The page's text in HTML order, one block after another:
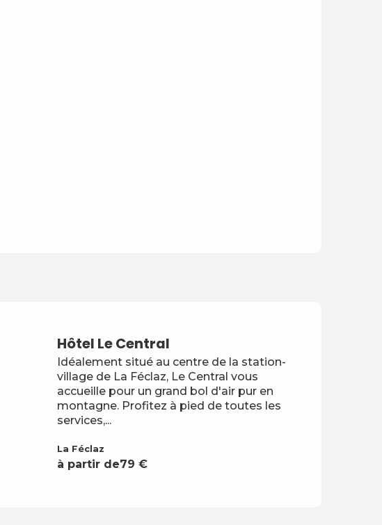
à partir de79 €
Hôtel Le Central
Idéalement situé au centre de la station-
village de La Féclaz, Le Central vous
accueille pour un grand bol d'air pur en
montagne. Profitez à pied de toutes les
services,...
La Féclaz